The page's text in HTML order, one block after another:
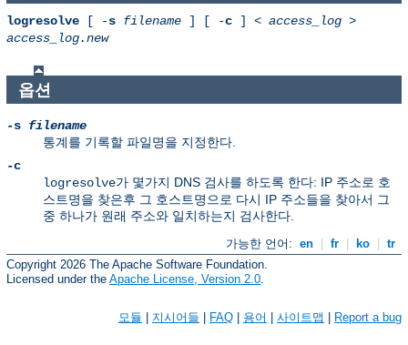
logresolve [ -s filename ] [ -c ] < access_log >
access_log.new
옵션
-s filename
통계를 기록할 파일명을 지정한다.
-c
logresolve가 몇가지 DNS 검사를 하도록 한다: IP 주소로 호
스트명을 찾은후 그 호스트명으로 다시 IP 주소들을 찾아서 그
중 하나가 원래 주소와 일치하는지 검사한다.
가능한 언어: en fr ko
tr
Copyright 2026 The Apache Software Foundation.
Licensed under the Apache License, Version 2.0
모듈 | 지시어들 | FAQ | 용어 | 사이트맵 | Report a bug